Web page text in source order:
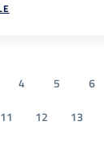
4 5 6
11 12 13